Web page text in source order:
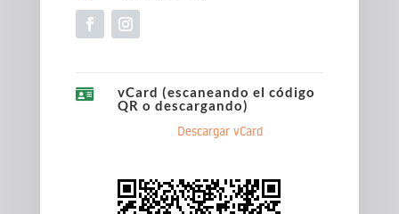

vCard (escaneando el código
QR o descargando)
Descargar vCard